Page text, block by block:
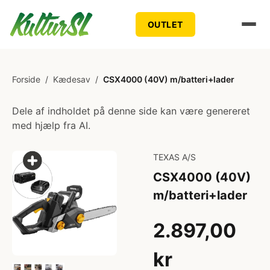
OUTLET
Forside / Kædesav / CSX4000 (40V) m/batteri+lader
Dele af indholdet på denne side kan være genereret
med hjælp fra AI.
TEXAS A/S
CSX4000 (40V)
m/batteri+lader
2.897,00
kr